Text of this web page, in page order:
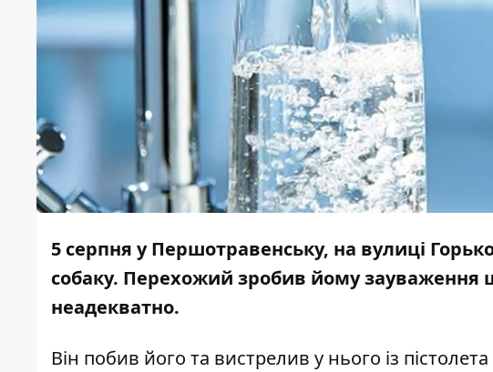
5 серпня у Першотравенську, на вулиці
собаку. Перехожий зробив йому зауваження
неадекватно.
Він побив його та вистрелив у нього із